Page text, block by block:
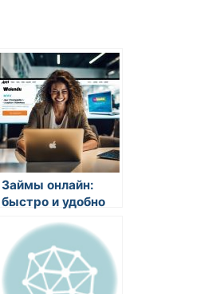
Займы онлайн:
быстро и удобно